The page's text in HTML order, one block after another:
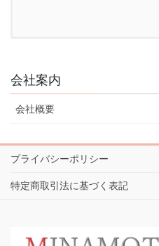
会社案内
会社概要
プライバシーポリシー
特定商取引法に基づく表記